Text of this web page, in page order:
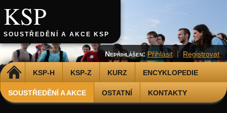
KSP
SOUSTŘEDĚNÍ A AKCE KSP
DOMŮ KSP-H KSP-Z KURZ ENCYKLOPEDIE
SOUSTŘEDĚNÍ A AKCE OSTATNÍ KONTAKTY
Nepřihlášen: Přihlásit | Registrovat